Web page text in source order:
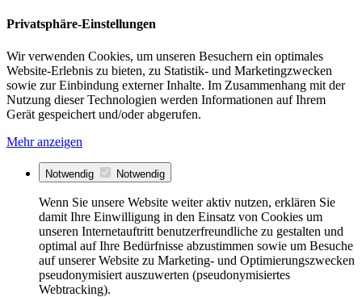
Privatsphäre-Einstellungen
Wir verwenden Cookies, um unseren Besuchern ein optimales
Website-Erlebnis zu bieten, zu Statistik- und Marketingzwecken
sowie zur Einbindung externer Inhalte. Im Zusammenhang mit der
Nutzung dieser Technologien werden Informationen auf Ihrem
Gerät gespeichert und/oder abgerufen.
Mehr anzeigen
Notwendig Notwendig
Wenn Sie unsere Website weiter aktiv nutzen, erklären Sie
damit Ihre Einwilligung in den Einsatz von Cookies um
unseren Internetauftritt benutzerfreundliche zu gestalten und
optimal auf Ihre Bedürfnisse abzustimmen sowie um Besuche
auf unserer Website zu Marketing- und Optimierungszwecken
pseudonymisiert auszuwerten (pseudonymisiertes
Webtracking).